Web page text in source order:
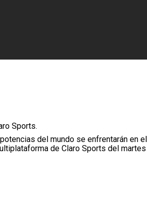
Sports.
del mundo se enfrentarán en
de Claro Sports del